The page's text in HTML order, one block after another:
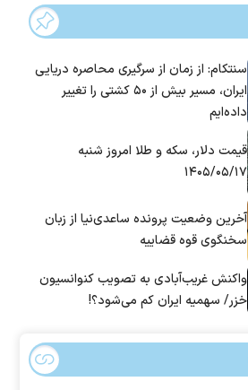
سنتکام: از زمان از سرگیری محاصره دریایی
ایران، مسیر بیش از ۵۰ کشتی را تغییر
داده‌ایم
قیمت دلار، سکه و طلا امروز شنبه
۱۴۰۵/۰۵/۱۷
آخرین وضعیت پرونده ساعدی‌نیا از زبان
سخنگوی قوه قضاییه
واکنش غریب‌آبادی به تصویب کنوانسیون
خزر/ سهمیه ایران کم می‌شود؟!